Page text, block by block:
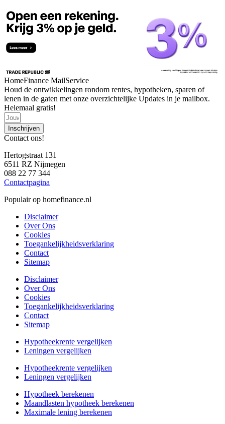
HomeFinance MailService
Houd de ontwikkelingen rondom rentes, hypotheken, sparen of
lenen in de gaten met onze overzichtelijke Updates in je mailbox.
Helemaal gratis!
Inschrijven
Contact ons!
Hertogstraat 131
6511 RZ Nijmegen
088 22 77 344
Contactpagina
Populair op homefinance.nl
Disclaimer
Over Ons
Cookies
Toegankelijkheidsverklaring
Contact
Sitemap
Disclaimer
Over Ons
Cookies
Toegankelijkheidsverklaring
Contact
Sitemap
Hypotheekrente vergelijken
Leningen vergelijken
Hypotheekrente vergelijken
Leningen vergelijken
Hypotheek berekenen
Maandlasten hypotheek berekenen
Maximale lening berekenen